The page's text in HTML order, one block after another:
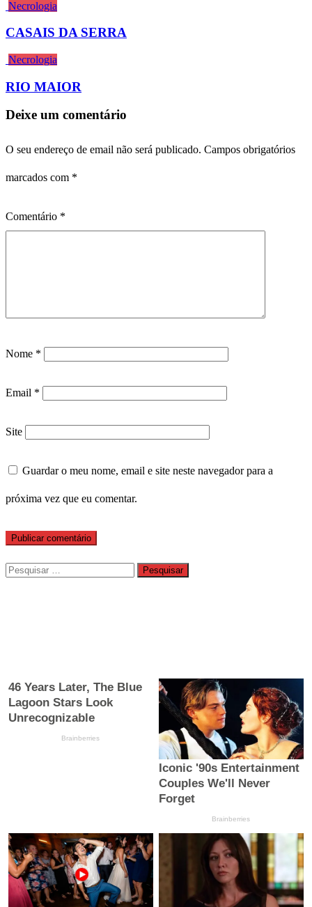
Necrologia
CASAIS DA SERRA
Necrologia
RIO MAIOR
Deixe um comentário
O seu endereço de email não será publicado. Campos obrigatórios
marcados com *
Comentário *
Nome *
Email *
Site
Guardar o meu nome, email e site neste navegador para a
próxima vez que eu comentar.
Pesquisar
por: